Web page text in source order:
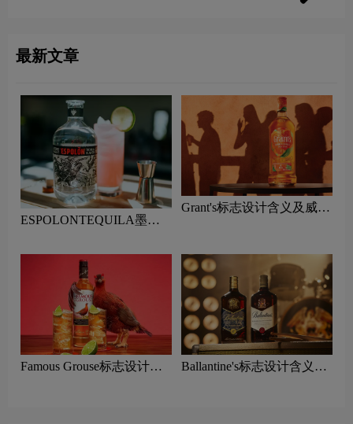
最新文章
ESPOLONTEQUILA墨西
威士忌品牌设计理念
Grant's标志设计含义及威士
Famous Grouse标志设计含
Ballantine's标志设计含义及